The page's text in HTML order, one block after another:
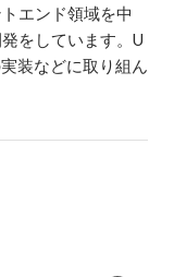
エンド領域を中
をしています。U
装などに取り組ん